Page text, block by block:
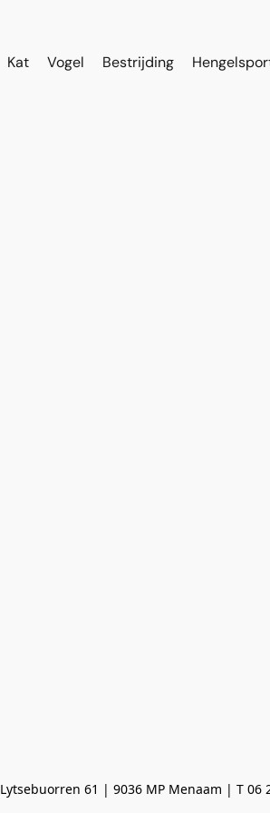
Kat Vogel Bestrijding
Lytsebuorren 61 | 9036 MP Menaam | T 06